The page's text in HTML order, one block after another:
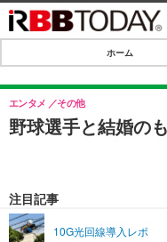
IT・デジタル
SPEED TEST
ライフ
ホーム
野球選手と結婚の
エンタメ その他
注目記事
10G光回線導入レポ